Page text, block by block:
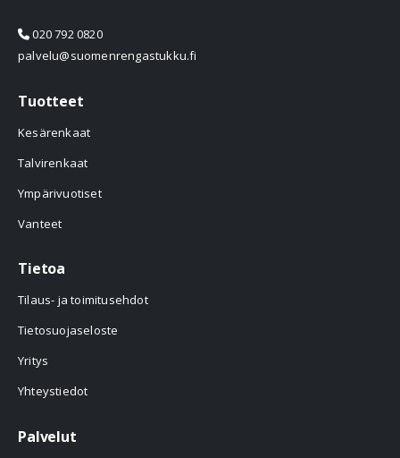
020 792 0820
palvelu@suomenrengastukku.fi
Tuotteet
Kesärenkaat
Talvirenkaat
Ympärivuotiset
Vanteet
Tietoa
Tilaus- ja toimitusehdot
Tietosuojaseloste
Yritys
Yhteystiedot
Palvelut